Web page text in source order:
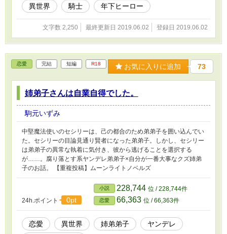
異世界 騎士 年下ヒーロー
文字数 2,250 最終更新日 2019.06.02 登録日 2019.06.02
恋愛 完結 短編 R18 お気に入りに追加 73
姉弟子さんは自業自得でした。
駒元いずみ
中堅魔法使いのセシリーは、己の都合のため弟弟子を囲い込んでい
た。セシリーの目論見通り賢者になった弟弟子。しかし、セシリー
は弟弟子の異常な執着に気付き、彼から逃げることを選択する
が……。腐り落とす系ヤンデレ弟弟子×自分が一番大事なクズ姉弟
子のお話。 【重複投稿】ムーンライトノベルズ
24h.ポイント 0pt
小説 228,744 位 / 228,744件
恋愛 66,363 位 / 66,363件
恋愛 異世界 姉弟弟子
ヤンデレ